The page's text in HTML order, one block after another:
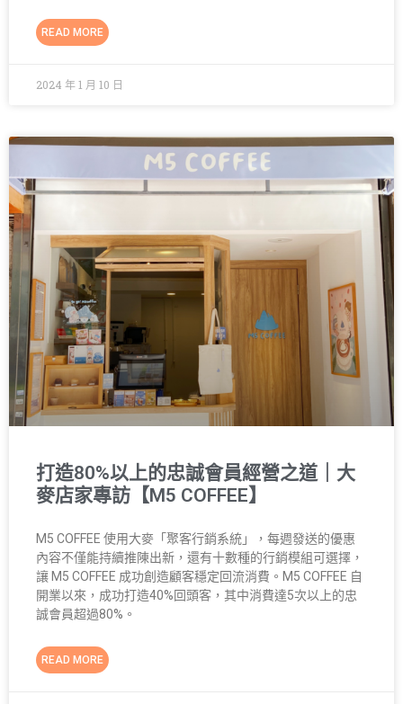
READ MORE
2024 年 1 月 10 日
打造80%以上的忠誠會員經營之道｜大
麥店家專訪【M5 COFFEE】
M5 COFFEE 使用大麥「聚客行銷系統」，每週發送的優惠
內容不僅能持續推陳出新，還有十數種的行銷模組可選擇，
讓 M5 COFFEE 成功創造顧客穩定回流消費。M5 COFFEE 自
開業以來，成功打造40%回頭客，其中消費達5次以上的忠
誠會員超過80%。
READ MORE